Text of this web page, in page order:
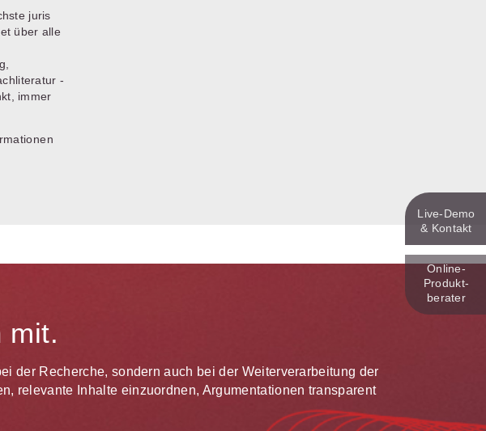
juris
über alle
-
immer
mit.
der Recherche, sondern auch bei der Weiterverarbeitung der
relevante Inhalte einzuordnen, Argumentationen transparent
Live‑Demo
& Kontakt
Online-
Produkt­
berater